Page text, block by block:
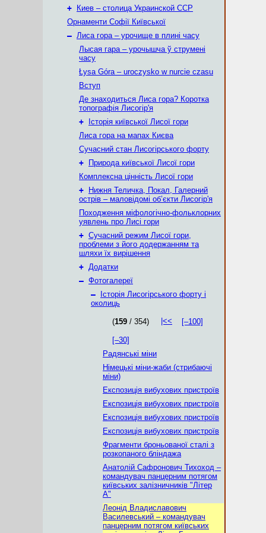
+
Киев – столица Украинской ССР
Орнаменти Софії Київської
– Лиса гора – урочище в плині часу
Лысая гара – урочышча ў струмені
часу
Łysa Góra – uroczysko w nurcie czasu
Вступ
Де знаходиться Лиса гора? Коротка
топографія Лисогір'я
+
Історія київської Лисої гори
Лиса гора на мапах Києва
Сучасний стан Лисогірського форту
+
Природа київської Лисої гори
Комплексна цінність Лисої гори
+
Нижня Теличка, Покал, Галерний
острів – маловідомі об’єкти Лисогір'я
Походження міфологічно-фольклорних
уявлень про Лисі гори
+ Сучасний режим Лисої гори,
проблеми з його додержанням та
шляхи їх вирішення
+ Додатки
– Фотогалереї
–
Історія Лисогірського форту і
околиць
(159 / 354) |<< [–100]
[–30]
Радянські міни
Німецькі міни-жаби (стрибаючі
міни)
Експозиція вибухових пристроїв
Експозиція вибухових пристроїв
Експозиція вибухових пристроїв
Експозиція вибухових пристроїв
Фрагменти броньованої сталі з
розкопаного бліндажа
Анатолій Сафронович Тихоход –
командувач панцерним потягом
київських залізничників "Літер
А"
Леонід Владиславович
Василевський – командувач
панцерним потягом київських